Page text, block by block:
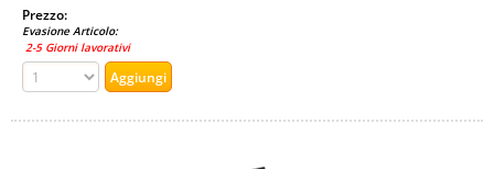
Prezzo:
Evasione Articolo:
2-5 Giorni lavorativi